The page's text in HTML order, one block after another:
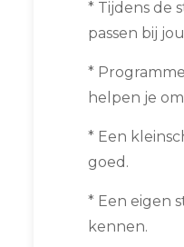
* Tijdens de
passen bij
*
helpen je
* Een
goed.
* Een eigen
kennen.